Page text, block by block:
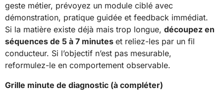
geste métier, prévoyez un module ciblé avec
démonstration, pratique guidée et feedback immédiat.
Si la matière existe déjà mais trop longue, découpez en
séquences de 5 à 7 minutes et reliez-les par un fil
conducteur. Si l’objectif n’est pas mesurable,
reformulez-le en comportement observable.
Grille minute de diagnostic (à compléter)